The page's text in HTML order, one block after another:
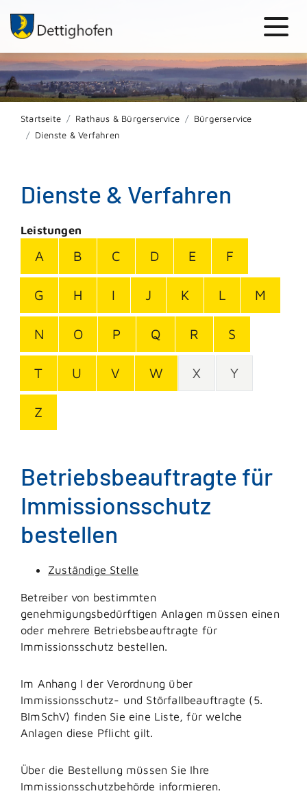
Startseite Rathaus & Bürgerservice
Bürgerservice
Dienste & Verfahren
Dienste & Verfahren
Leistungen
A B C D E F
G H I J K L M
N O P Q R S
T U V W X Y
Z
Betriebsbeauftragte für
Immissionsschutz
bestellen
Zuständige Stelle
Betreiber von bestimmten
genehmigungsbedürftigen Anlagen müssen einen
oder mehrere Betriebsbeauftragte für
Immissionsschutz bestellen.
Im Anhang I der Verordnung über
Immissionsschutz- und Störfallbeauftragte (5.
BImSchV) finden Sie eine Liste, für welche
Anlagen diese Pflicht gilt.
Über die Bestellung müssen Sie Ihre
Immissionsschutzbehörde informieren.